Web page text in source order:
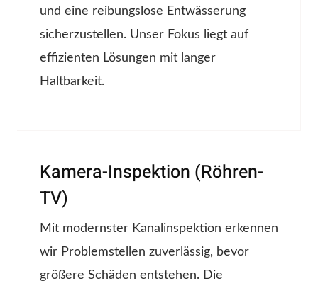
und eine reibungslose Entwässerung
sicherzustellen. Unser Fokus liegt auf
effizienten Lösungen mit langer
Haltbarkeit.
Kamera-Inspektion (Röhren-
TV)
Mit modernster Kanalinspektion erkennen
wir Problemstellen zuverlässig, bevor
größere Schäden entstehen. Die